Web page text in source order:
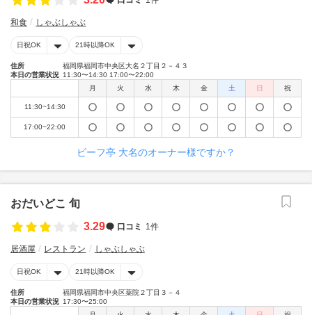
和食 しゃぶしゃぶ
日祝OK 21時以降OK
住所
福岡県福岡市中央区大名２丁目２－４３
本日の営業状況 11:30〜14:30 17:00〜22:00
月
火 水 木 金 土 日 祝
11:30~14:30
17:00~22:00
ビーフ亭 大名のオーナー様ですか？
おだいどこ 旬
3.29
口コミ 1件
居酒屋 レストラン しゃぶしゃぶ
日祝OK 21時以降OK
住所
福岡県福岡市中央区薬院２丁目３－４
本日の営業状況 17:30〜25:00